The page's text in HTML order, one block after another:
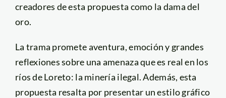
creadores de esta propuesta como la dama del
oro.
La trama promete aventura, emoción y grandes
reflexiones sobre una amenaza que es real en los
ríos de Loreto: la minería ilegal. Además, esta
propuesta resalta por presentar un estilo gráfico